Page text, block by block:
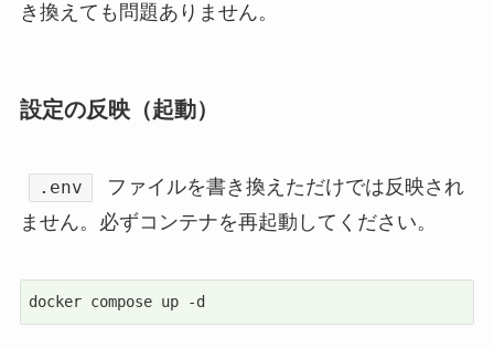
き換えても問題ありません。
設定の反映（起動）
.env
ファイルを書き換えただけでは反映され
ません。必ずコンテナを再起動してください。
docker compose up -d